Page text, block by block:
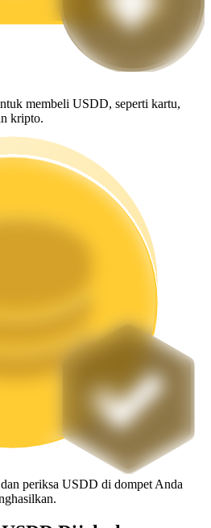
setiap hari
instan
mendapatkan token populer
membeli USDD, seperti kartu,
kripto.
dan periksa USDD di dompet Anda